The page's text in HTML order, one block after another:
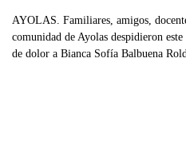
AYOLAS. Familiares, amigos,
comunidad de Ayolas despidieron
de dolor a Bianca Sofía Balbuena